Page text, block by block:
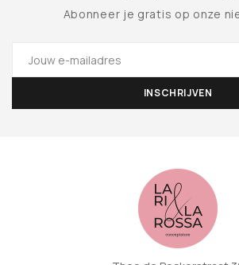
Abonneer je gratis op onze